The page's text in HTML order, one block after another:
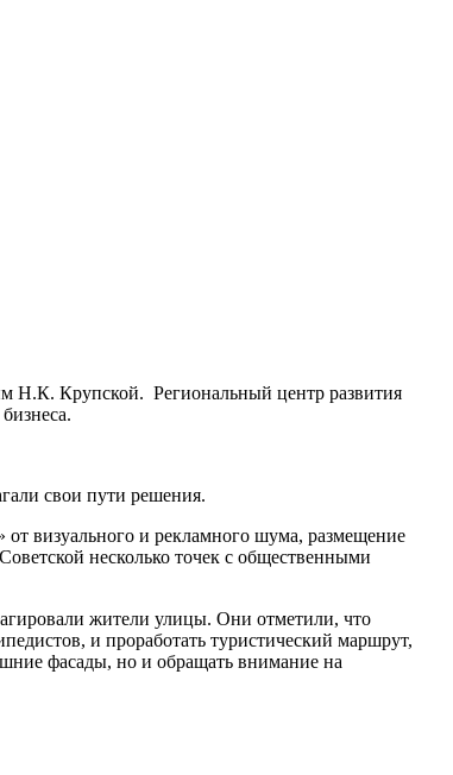
Н.К. Крупской. Региональный центр развития
свои пути решения.
визуального и рекламного шума, размещение
несколько точек с общественными
жители улицы. Они отметили, что
и проработать туристический маршрут,
фасады, но и обращать внимание на